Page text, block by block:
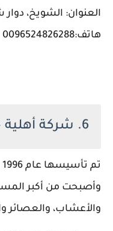
العنوان: الشويخ، دوار
هاتف:0096524826288
6. شركة أهلية جروب للمواد الغذائية
وأصبحت من أكبر
والأعشاب، والعصائر